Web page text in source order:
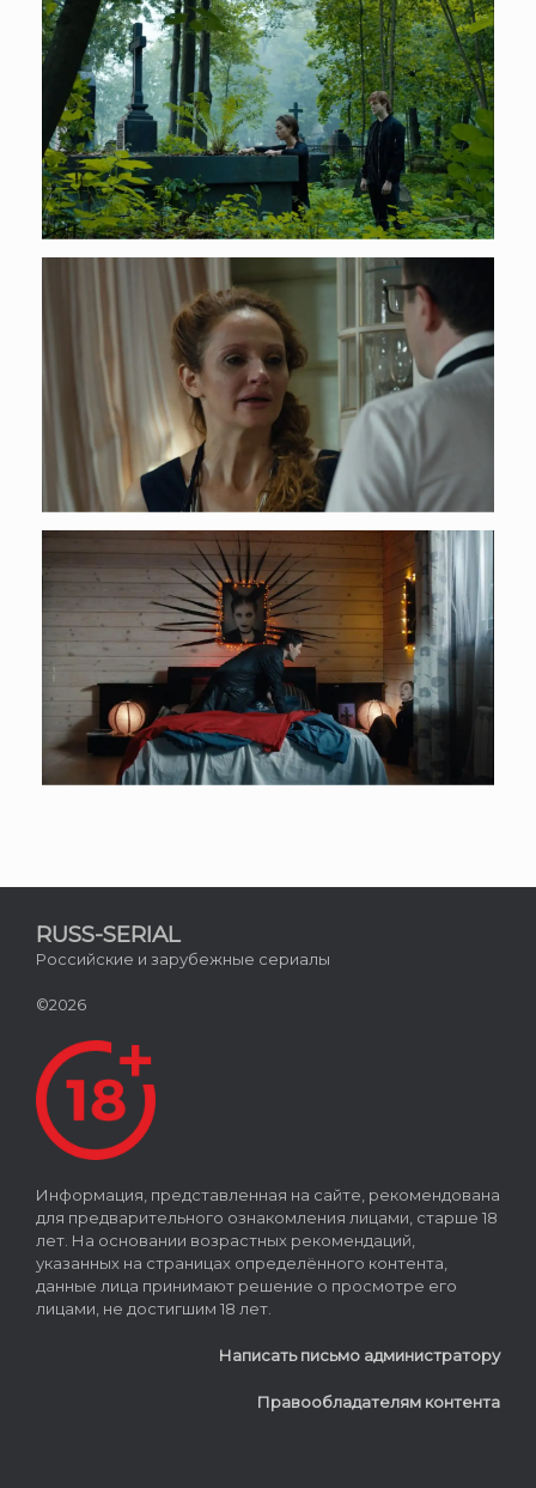
RUSS-SERIAL
Российские и зарубежные сериалы
©2026
Информация, представленная на сайте, рекомендована
для предварительного ознакомления лицами, старше 18
лет. На основании возрастных рекомендаций,
указанных на страницах определённого контента,
данные лица принимают решение о просмотре его
лицами, не достигшим 18 лет.
Написать письмо администратору
Правообладателям контента